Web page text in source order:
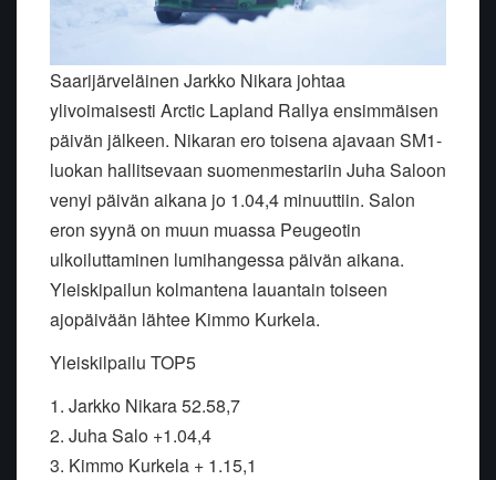
Saarijärveläinen Jarkko Nikara johtaa
ylivoimaisesti Arctic Lapland Rallya ensimmäisen
päivän jälkeen. Nikaran ero toisena ajavaan SM1-
luokan hallitsevaan suomenmestariin Juha Saloon
venyi päivän aikana jo 1.04,4 minuuttiin. Salon
eron syynä on muun muassa Peugeotin
ulkoiluttaminen lumihangessa päivän aikana.
Yleiskipailun kolmantena lauantain toiseen
ajopäivään lähtee Kimmo Kurkela.
Yleiskilpailu TOP5
1. Jarkko Nikara 52.58,7
2. Juha Salo +1.04,4
3. Kimmo Kurkela + 1.15,1